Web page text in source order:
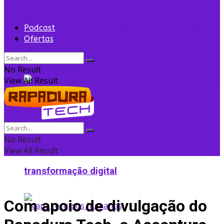
Flightradar24 vende 35% para Sprints Capital
para expansão
Grupo Edson Queiroz cria Núcleo de
Inteligência Artificial e acelera
transformação digital
Podcast
Ofertas
No Result
View All Result
No Result
View All Result
Com apoio de divulgação do